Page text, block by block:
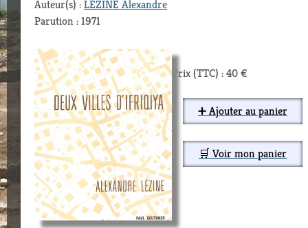
Auteur(s) :LEZINE Alexandre
Parution : 1971
Prix (TTC) : 40 €
➕ Ajouter au panier
🛒 Voir mon panier